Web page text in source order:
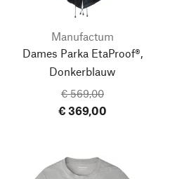
Manufactum
Dames Parka EtaProof®,
Donkerblauw
€ 569,00
€ 369,00